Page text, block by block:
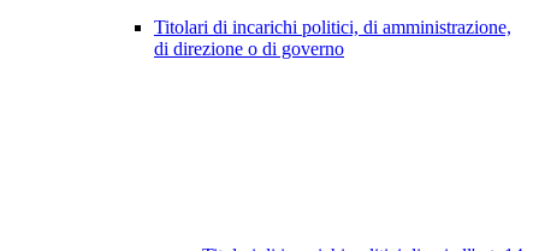
Titolari di incarichi politici, di amministrazione,
di direzione o di governo